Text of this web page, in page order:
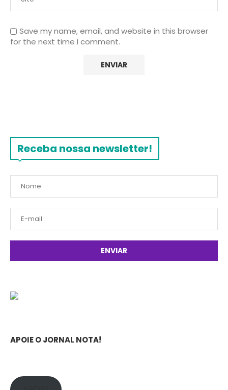
Save my name, email, and website in this browser
for the next time I comment.
Receba nossa newsletter!
APOIE O JORNAL NOTA!